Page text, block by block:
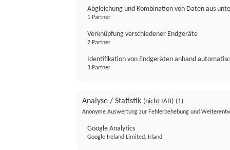
Abgleichung und Kombination von Daten aus
1 Partner
Verknüpfung verschiedener Endgeräte
2 Partner
Identifikation von Endgeräten anhand
3 Partner
Analyse / Statistik (nicht IAB) (1)
Anonyme Auswertung zur Fehlerbehebung und
Google Analytics
Google Ireland Limited, Irland